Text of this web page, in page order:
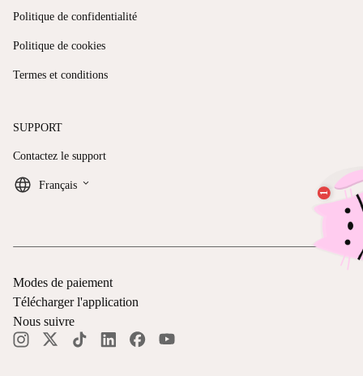
Politique de confidentialité
Politique de cookies
Termes et conditions
SUPPORT
Contactez le support
Français keyboard_arrow_down
Modes de paiement
Télécharger l'application
Nous suivre